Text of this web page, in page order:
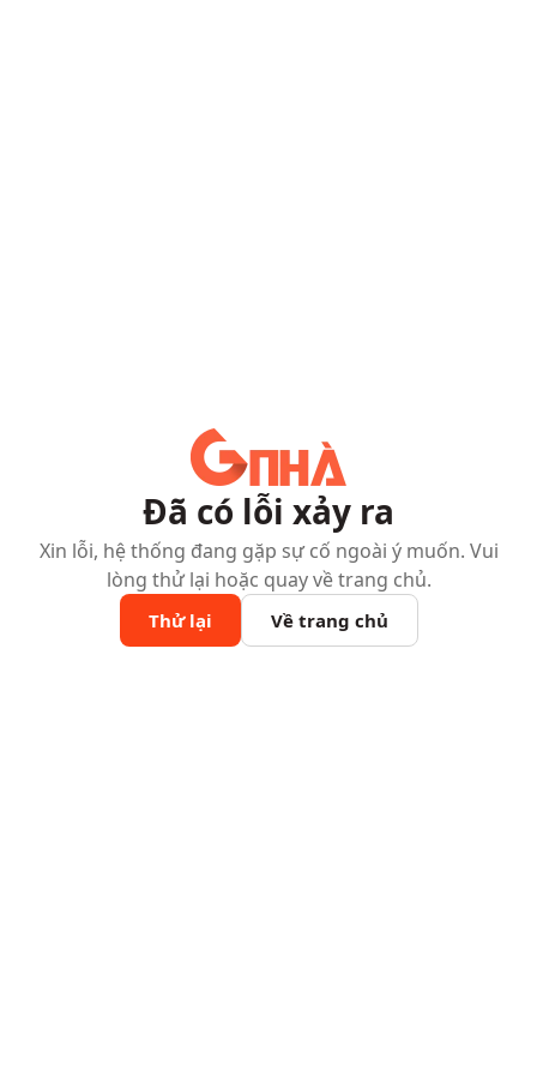
Đã có lỗi xảy ra
Xin lỗi, hệ thống đang gặp sự cố ngoài ý muốn. Vui
lòng thử lại hoặc quay về trang chủ.
Thử lại Về trang chủ